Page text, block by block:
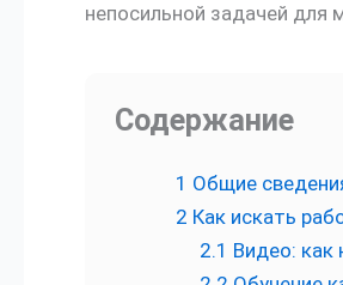
непосильной задачей для
Содержание
1 Общие
2 Как искать
2.1 Видео: как